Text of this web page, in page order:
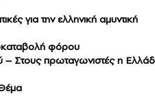
για την ελληνική αμυντική
φόρου
– Στους πρωταγωνιστές η